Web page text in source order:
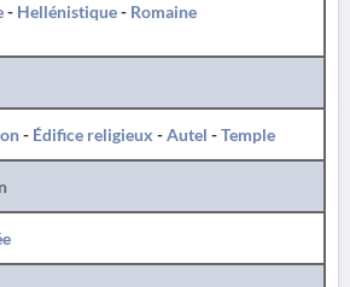
- Hellénistique- Romaine
- Édifice religieux -Autel -Temple